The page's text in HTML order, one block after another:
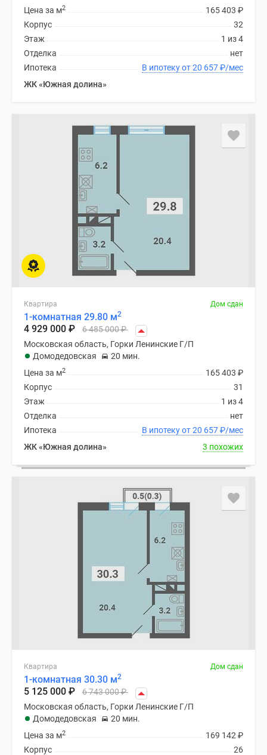
165 403 ₽
Цена за м2
32
Корпус
1 из 4
Этаж
нет
Отделка
В ипотеку от 20 657₽/мес
Ипотека
ЖК «Южная долина»
Квартира Дом сдан
1-комнатная 29.80 м2
4 929 000 ₽ 6 485 000₽
Московская область, Горки Ленинские Г/П
Домодедовская
20 мин.
165 403 ₽
Цена за м2
31
Корпус
1 из 4
Этаж
нет
Отделка
В ипотеку от 20 657₽/мес
Ипотека
ЖК «Южная долина»
3 похожих
Квартира Дом сдан
1-комнатная 30.30 м2
5 125 000 ₽ 6 743 000₽
Московская область, Горки Ленинские Г/П
Домодедовская
20 мин.
169 142 ₽
Цена за м2
26
Корпус